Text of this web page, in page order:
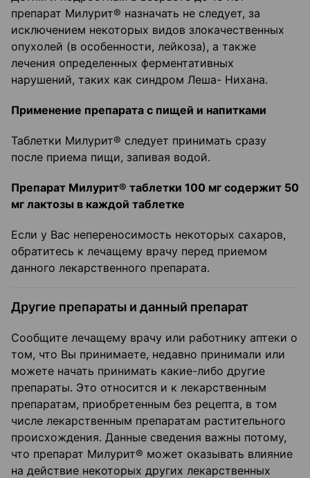
препарат Милурит® назначать не следует, за
исключением некоторых видов злокачественных
опухолей (в особенности, лейкоза), а также
лечения определенных ферментативных
нарушений, таких как синдром Леша- Нихана.
Применение препарата с пищей и напитками
Таблетки Милурит® следует принимать сразу
после приема пищи, запивая водой.
Препарат Милурит® таблетки 100 мг содержит 50
мг лактозы в каждой таблетке
Если у Вас непереносимость некоторых сахаров,
обратитесь к лечащему врачу перед приемом
данного лекарственного препарата.
Другие препараты и данный препарат
Сообщите лечащему врачу или работнику аптеки о
том, что Вы принимаете, недавно принимали или
можете начать принимать какие-либо другие
препараты. Это относится и к лекарственным
препаратам, приобретенным без рецепта, в том
числе лекарственным препаратам растительного
происхождения. Данные сведения важны потому,
что препарат Милурит® может оказывать влияние
на действие некоторых других лекарственных